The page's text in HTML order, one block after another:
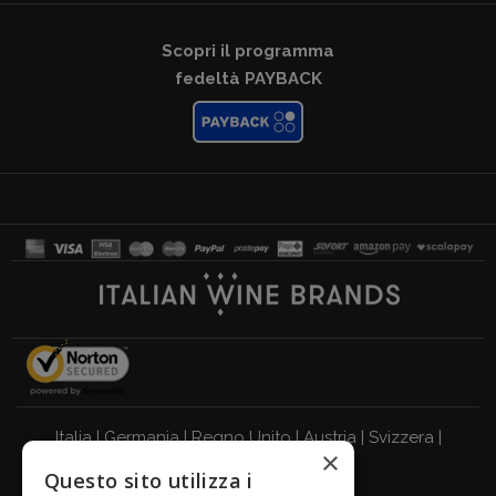
Scopri il programma
fedeltà PAYBACK
Italia|Germania|Regno Unito|Austria| Svizzera|
Olanda|Francia Belgio
×
Questo sito utilizza i